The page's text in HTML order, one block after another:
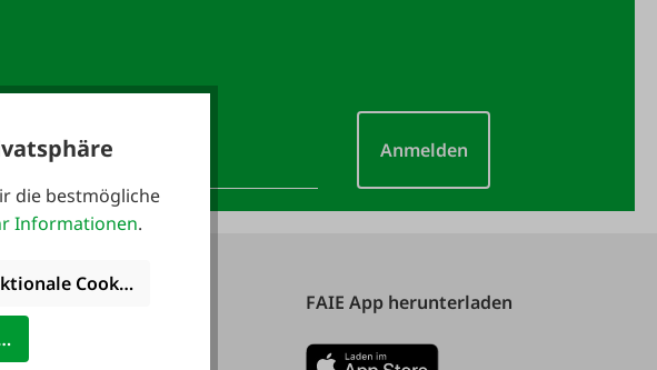
Anmelden
FAIE App herunterladen
die bestmögliche
Informationen.
Cookies akzeptieren